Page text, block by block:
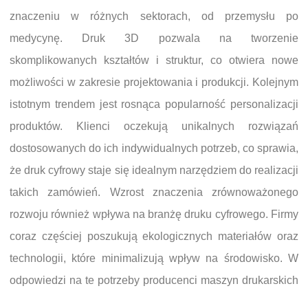
znaczeniu w różnych sektorach, od przemysłu po
medycynę. Druk 3D pozwala na tworzenie
skomplikowanych kształtów i struktur, co otwiera nowe
możliwości w zakresie projektowania i produkcji. Kolejnym
istotnym trendem jest rosnąca popularność personalizacji
produktów. Klienci oczekują unikalnych rozwiązań
dostosowanych do ich indywidualnych potrzeb, co sprawia,
że druk cyfrowy staje się idealnym narzędziem do realizacji
takich zamówień. Wzrost znaczenia zrównoważonego
rozwoju również wpływa na branżę druku cyfrowego. Firmy
coraz częściej poszukują ekologicznych materiałów oraz
technologii, które minimalizują wpływ na środowisko. W
odpowiedzi na te potrzeby producenci maszyn drukarskich